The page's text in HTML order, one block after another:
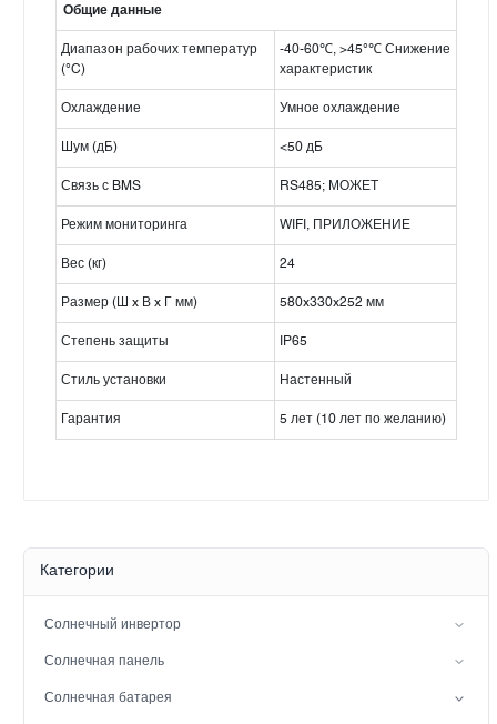
Общие данные
Диапазон рабочих температур
(°C)
-40-60℃, >45°℃ Снижение
характеристик
Охлаждение Умное охлаждение
Шум (дБ) <50 дБ
Связь с BMS RS485; МОЖЕТ
Режим мониторинга WIFI, ПРИЛОЖЕНИЕ
Вес (кг) 24
Размер (Ш x В x Г мм) 580x330x252 мм
Степень защиты IP65
Стиль установки Настенный
Гарантия 5 лет (10 лет по желанию)
Категории
Солнечный инвертор
Инвертор с расщепленной фазой
Гибридный солнечный инвертор (IP21)
Солнечная панель
Мононуклеоз
Солнечная батарея